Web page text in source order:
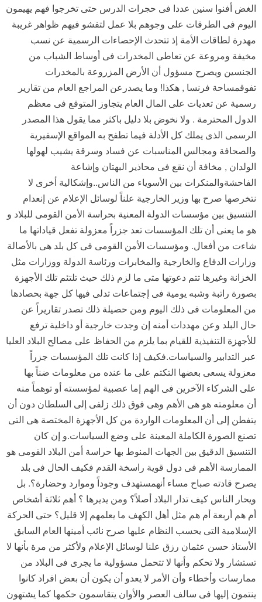
الغض أفنوا سنين عددا فى حجرات الدرس حتى تخرجوا فهم يهيمون
اليوم فى الطرقات على وجوهم بلا عمل لتفشو فيهم ظواهر غريبة
مهدرة لطاقات الأمة إذ تتحدث الإحصاءات الرسمية عن نسب
مخيفة ومروعة عن تعاطى المخدرات فى أوساط الشباب من
الجنسين ويصرح مسؤول أن الأرض المزروعة بالمخدرات
تفوقمساحة فرنسا , هكذا! وما يصدرعن المراجع العام من تقارير
رسمية عن تعديات على المال العام يتجاوز المتوقع فى معظم
الدول المحترمة . ولا نخوض بلا دليل باكثر مما يقول هذا المصدر
الرسمى الذى يملك كل الأدلة فيما تطفح به المواقع الإسفيرية
والصحافة ومجالس المناسبات عن فساد وسرقة يشيب لهولها
الولدان , مخافة أن نقع فى محاذير البهتان وإشاعة
الفاحشةوالمنكرات بين الأسوياء من الناس..وإشكالية أخرى لا
نتخرصها صرح بها وزير الخارجية علناً لوسائل الإعلام عن إنعدام
التنسيق بين مؤسسات الدولة المعنية بحراسة الأمن القومى للبلاد و
هو ما يعنى أن تلك المؤسسات تعد جزراً معزولة تفعل قياداتها ما
شاءت من أفعال. ومؤسسات الأمن القومى فى كل بلد هى بالأصالة
وزارات الدفاع والخارجية والمخابرات ورئاسة الدولة ووزارات مثل
الخزانة وغيرها تتم دعوتها متى ما لزم ذلك حيث تلتئم تلك الأجهزة
بصورة راتبة وشبه يومية فى إجتماعات تدلى فيها كل جهة بحصادها
من المعلومات فى ذلك اليوم ومن حصيلة ذلك تصدر تقاريراً عن
حال البلد وعن مهددات أمنه إن وجدت خارجية أو داخلية ترفع
للأجهزة التنفيذية للقيام بما يلزم من الحفاظ على مصالح البلاد العليا
عبر التدابير والسياسات.فكيف إذا كانت تلك المؤسسات جزراً
معزولة يسعى بعضها التكتم على ما عنده من معلومات ضناً بها
على الشركاء الآخرين فى الهم إما عصبية لمؤسسته أو توهماً منه
أن معلومته هو هى الأهم وهى فوق ذلك زلفى إلى السلطان دون أن
يتفطن إلى أن المعلومات الواردة من كل الأجهزة المختصة هى التى
تصنع الصورة الكاملة المعينة على وضع السياسات.و إن كان
التنسيق الدقيق بين الجهات المنوط بها حراسة أمن البلاد القومى هو
الممارسة الأهم فى دول قوية راسخة القدم فكيف الحال فى بلد
يصرح قادته صباح مساء أنهمستهدف وجوداً وموارد وحضارة؟. بل
ويحار الناس كيف تدار البلاد أصلاً؟ ومن يديرها ؟ أهم ثلاثة أشخاص
أم هم أربعة أم هم مثل أهل الكهف ما يعلمهم إلا قليل؟ حتى الحركة
الإسلامية التى يحسب النظام عليها صرح نائب أمينها العام السابق
الأستاذ حسن عثمان رزق علنا لوسائل الإعلام ولأكثر من مرة بأنها لا
تستشار ولا تحكم وأنها لا تتحمل مسؤولية ما يجرى فى البلاد من
ممارسات وأخطاء وأن الأمر لا يعدو أن يكون أن بعض افراد كانوا
ينتمون إليها فى سالف العصر والأوان يتقاسمون حكمها كما يشتهون